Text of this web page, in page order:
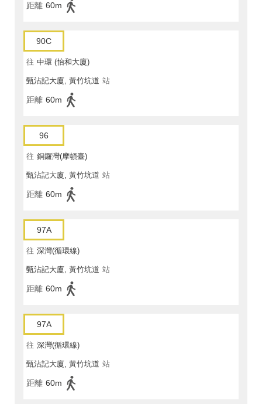
距離 60m
90C
往 中環 (怡和大廈)
甄沾記大廈, 黃竹坑道 站
距離 60m
96
往 銅鑼灣(摩頓臺)
甄沾記大廈, 黃竹坑道 站
距離 60m
97A
往 深灣(循環線)
甄沾記大廈, 黃竹坑道 站
距離 60m
97A
往 深灣(循環線)
甄沾記大廈, 黃竹坑道 站
距離 60m